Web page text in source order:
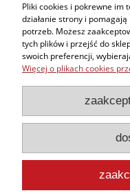
Pliki cookies i pokrewne im
działanie strony i
potrzeb. Możesz
tych plików i przejść do
swoich preferencji,
Więcej o plikach cookies